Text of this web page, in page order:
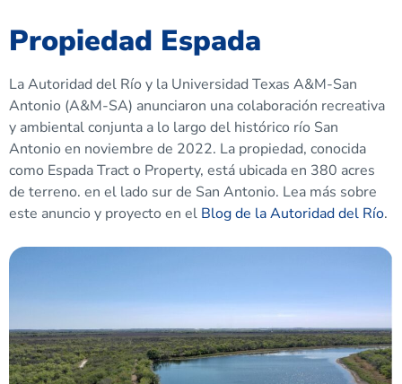
Propiedad Espada
La Autoridad del Río y la Universidad Texas A&M-San
Antonio (A&M-SA) anunciaron una colaboración recreativa
y ambiental conjunta a lo largo del histórico río San
Antonio en noviembre de 2022. La propiedad, conocida
como Espada Tract o Property, está ubicada en 380 acres
de terreno. en el lado sur de San Antonio. Lea más sobre
este anuncio y proyecto en el Blog de la Autoridad del Río.